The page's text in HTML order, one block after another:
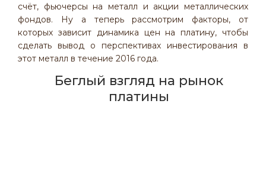
счёт, фьючерсы на металл и акции металлических
фондов. Ну а теперь рассмотрим факторы, от
которых зависит динамика цен на платину, чтобы
сделать вывод о перспективах инвестирования в
этот металл в течение 2016 года.
Беглый взгляд на рынок
платины